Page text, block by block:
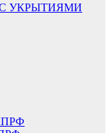
УКРЫТИЯМИ